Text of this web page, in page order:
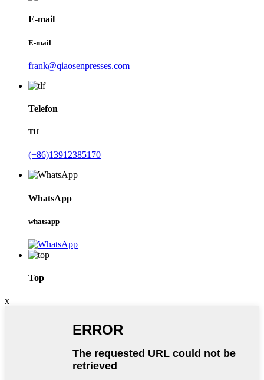
E-mail
E-mail
frank@qiaosenpresses.com
Telefon
Tlf
(+86)13912385170
WhatsApp
whatsapp
Top
x